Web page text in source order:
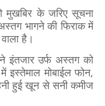
मुखबिर के जरिए सूचना
भागने की फिराक में
है।
इंतजार उर्फ अस्तग को
मोबाईल फोन,
हुई खून से सनी कमीज